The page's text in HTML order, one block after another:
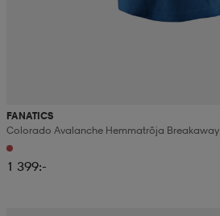
FANATICS
Colorado Avalanche Hemmatröja Breakaway
1 399:-